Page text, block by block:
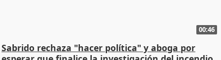
00:46
Sabrido rechaza "hacer política" y aboga por